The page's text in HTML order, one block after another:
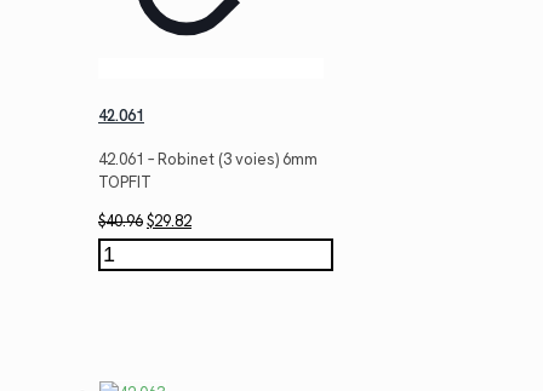
42.061
42.061 – Robinet (3 voies) 6mm
TOPFIT
$40.96Le
prix
initial
$29.82Le
prix
actuel
quantité
de